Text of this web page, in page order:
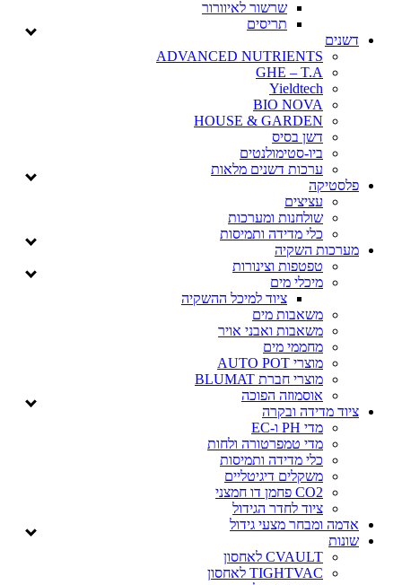
שרשור לאיוורור
תריסים
דשנים
ADVANCED NUTRIENTS
GHE – T.A
Yieldtech
BIO NOVA
HOUSE & GARDEN
דשן בסיס
ביו-סטימולנטים
ערכות דשנים מלאות
פלסטיקה
עציצים
שולחנות ומערכות
כלי מדידה ותמיסות
מערכות השקיה
טפטפות וצינורות
מיכלי מים
ציוד למיכל ההשקיה
משאבות מים
משאבות ואבני אויר
מחממי מים
מוצרי AUTO POT
מוצרי חברת BLUMAT
אוסמוזה הפוכה
ציוד מדידה ובקרה
מדי PH ו-EC
מדי טמפרטורה ולחות
כלי מדידה ותמיסות
משקלים דיגיטליים
CO2 פחמן דו חמצני
ציוד לחדר הגידול
אדמה ומבחר מצעי גידול
שונות
CVAULT לאחסון
TIGHTVAC לאחסון